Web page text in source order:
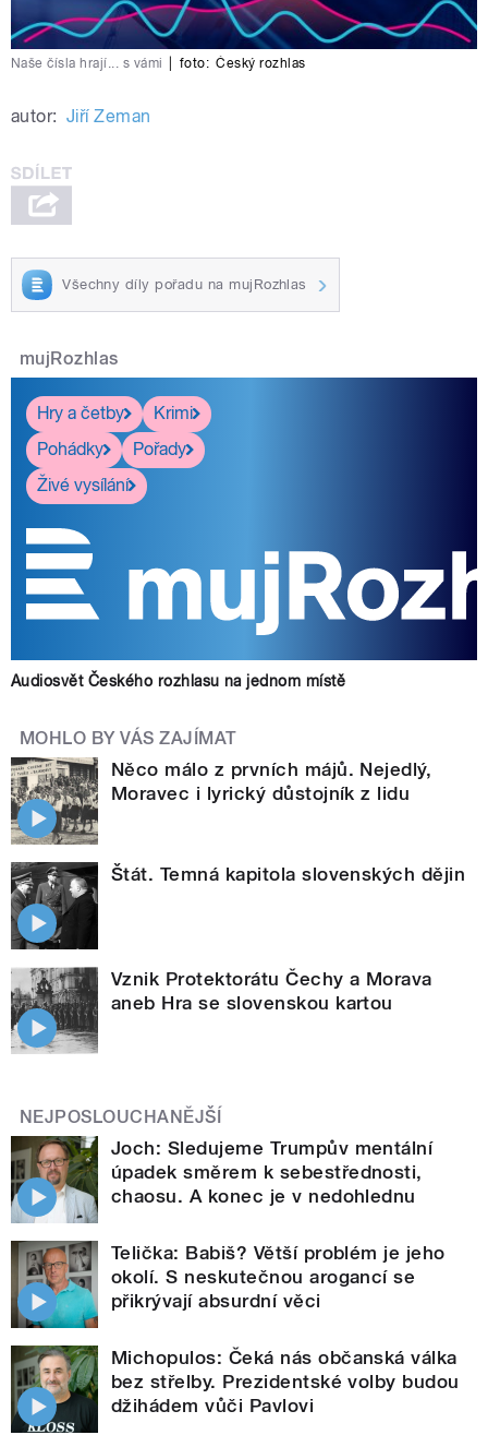
Naše čísla hrají... s vámi foto: Český rozhlas
autor: Jiří Zeman
Všechny díly pořadu na mujRozhlas
mujRozhlas
Hry a četby
Krimi
Pohádky
Pořady
Živé vysílání
Audiosvět Českého rozhlasu na jednom místě
MOHLO BY VÁS ZAJÍMAT
Něco málo z prvních májů. Nejedlý,
Moravec i lyrický důstojník z lidu
Štát. Temná kapitola slovenských dějin
Vznik Protektorátu Čechy a Morava
aneb Hra se slovenskou kartou
NEJPOSLOUCHANĚJŠÍ
Joch: Sledujeme Trumpův mentální
úpadek směrem k sebestřednosti,
chaosu. A konec je v nedohlednu
Telička: Babiš? Větší problém je jeho
okolí. S neskutečnou arogancí se
přikrývají absurdní věci
Michopulos: Čeká nás občanská válka
bez střelby. Prezidentské volby budou
džihádem vůči Pavlovi